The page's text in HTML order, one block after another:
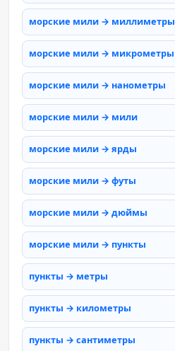
морские мили → миллиметры
морские мили → микрометры
морские мили → нанометры
морские мили → мили
морские мили → ярды
морские мили → футы
морские мили → дюймы
морские мили → пункты
пункты → метры
пункты → километры
пункты → сантиметры